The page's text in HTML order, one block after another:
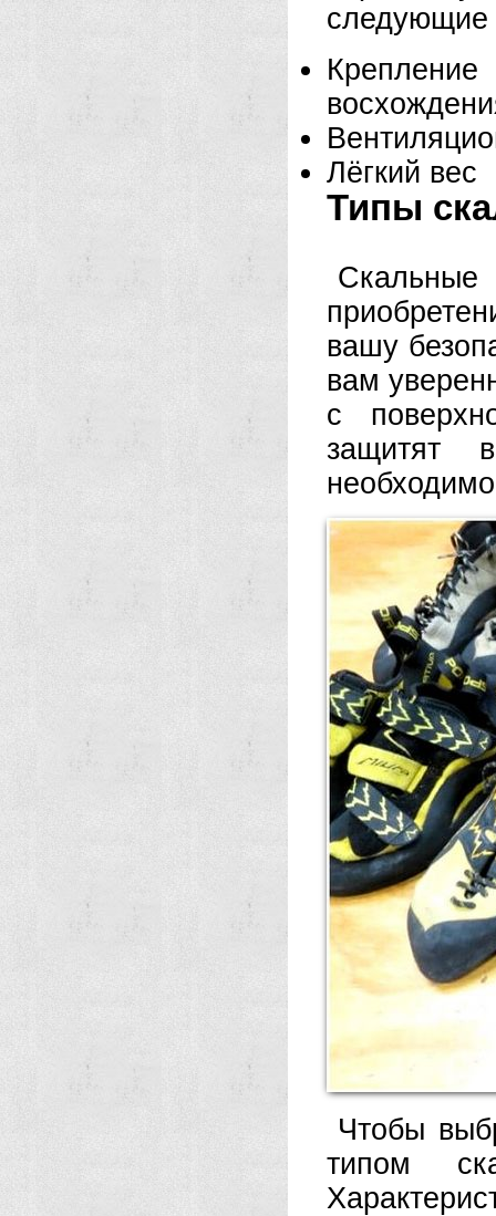
следующие
Лёгкий вес
Типы
вашу
вам
с
защитят
Чтобы
типом